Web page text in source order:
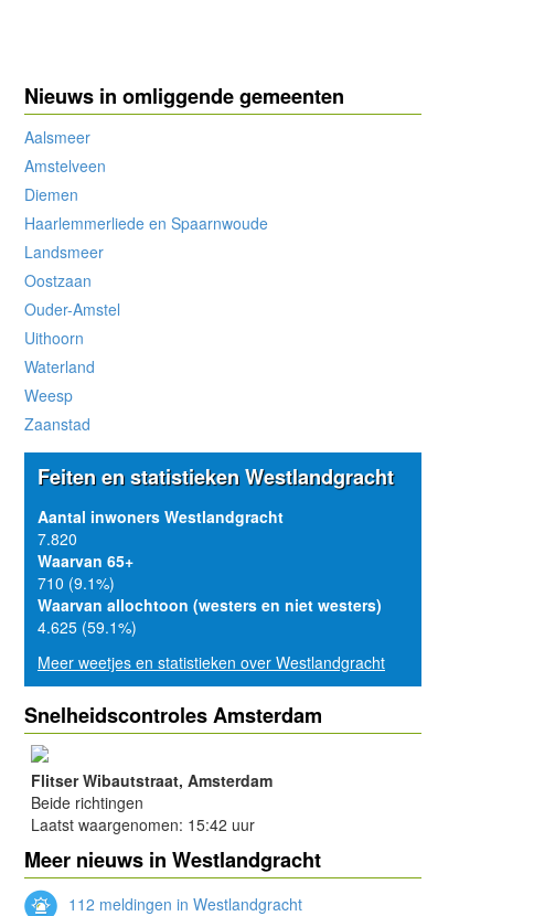
Nieuws in omliggende gemeenten
Aalsmeer
Amstelveen
Diemen
Haarlemmerliede en Spaarnwoude
Landsmeer
Oostzaan
Ouder-Amstel
Uithoorn
Waterland
Weesp
Zaanstad
Feiten en statistieken Westlandgracht
Aantal inwoners Westlandgracht
7.820
Waarvan 65+
710 (9.1%)
Waarvan allochtoon (westers en niet westers)
4.625 (59.1%)
Meer weetjes en statistieken over Westlandgracht
Snelheidscontroles Amsterdam
Flitser Wibautstraat, Amsterdam
Beide richtingen
Laatst waargenomen: 15:42 uur
Meer nieuws in Westlandgracht
112 meldingen in Westlandgracht